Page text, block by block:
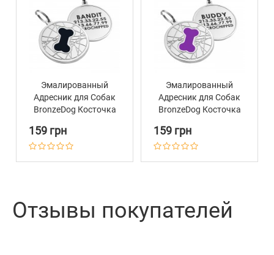
Эмалированный
Адресник для Собак
BronzeDog Косточка
Паутинки Черный
159 грн
Эмалированный
Адресник для Собак
BronzeDog Косточка
Паутинки
Фиолетовый
159 грн
Отзывы покупателей